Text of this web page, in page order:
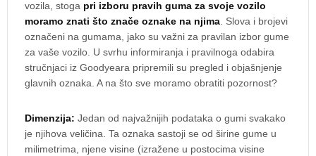
vozila, stoga pri izboru pravih guma za svoje vozilo
moramo znati što znače oznake na njima . Slova i brojevi
označeni na gumama, jako su važni za pravilan izbor gume
za vaše vozilo. U svrhu informiranja i pravilnoga odabira
stručnjaci iz Goodyeara pripremili su pregled i objašnjenje
glavnih oznaka. A na što sve moramo obratiti pozornost?
Dimenzija: Jedan od najvažnijih podataka o gumi svakako
je njihova veličina. Ta oznaka sastoji se od širine gume u
milimetrima, njene visine (izražene u postocima visine